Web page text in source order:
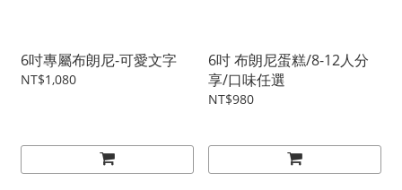
6吋專屬布朗尼-可愛文字
NT$1,080
6吋 布朗尼蛋糕/8-12人分
享/口味任選
NT$980